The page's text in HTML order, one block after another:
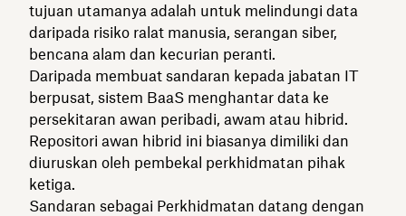
tujuan utamanya adalah untuk melindungi data
daripada risiko ralat manusia, serangan siber,
bencana alam dan kecurian peranti.
Daripada membuat sandaran kepada jabatan IT
berpusat, sistem BaaS menghantar data ke
persekitaran awan peribadi, awam atau hibrid.
Repositori awan hibrid ini biasanya dimiliki dan
diuruskan oleh pembekal perkhidmatan pihak
ketiga.
Sandaran sebagai Perkhidmatan datang dengan